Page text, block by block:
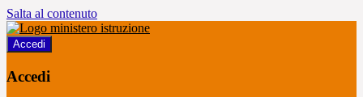
Salta al contenuto
Accedi
Accedi